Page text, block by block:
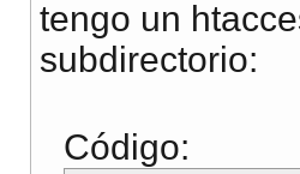
tengo un
subdirectorio:
Código: